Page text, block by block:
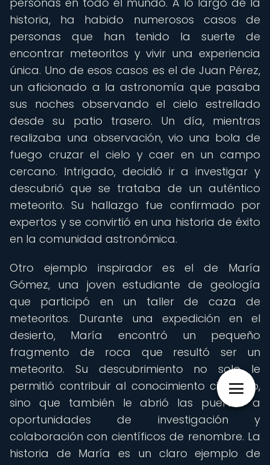
historia, ha habido numerosos casos de
personas que han tenido la suerte de
encontrar meteoritos y vivir una experiencia
única. Uno de esos casos es el de Juan Pérez,
un aficionado a la astronomía que pasaba
sus noches observando el cielo estrellado
desde su patio trasero. Un día, mientras
realizaba una observación, vio una bola de
fuego cruzar el cielo y caer en un campo
cercano. Intrigado, decidió ir a investigar y
descubrió que se trataba de un auténtico
meteorito. Su hallazgo fue confirmado por
expertos y se convirtió en una historia de éxito
en la comunidad astronómica.
Otro ejemplo inspirador es el de María
Gómez, una joven estudiante de geología
que participó en un taller de caza de
meteoritos. Durante una expedición en el
desierto, María encontró un pequeño
fragmento de roca que resultó ser un
meteorito. Su descubrimiento no solo le
permitió contribuir al conocimiento científico,
sino que también le abrió las puertas a
oportunidades de investigación y
colaboración con científicos de renombre. La
historia de María es un claro ejemplo de